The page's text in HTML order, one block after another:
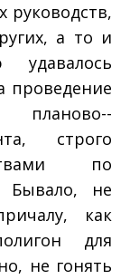
руководств,
а то и
проведение
строго
по
Бывало, не
как
для
не гонять